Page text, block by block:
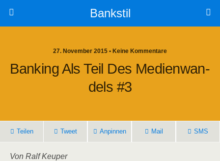
Bankstil
27. November 2015 • Keine Kommentare
Ban­king Als Teil Des Medi­en­wan­
Dels #3
Tei­len Tweet Anpin­nen Mail SMS
Von Ralf Keuper